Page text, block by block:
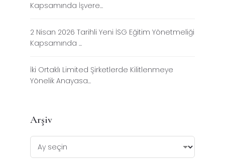
Kapsamında İşvere...
2 Nisan 2026 Tarihli Yeni İSG Eğitim Yönetmeliği
Kapsamında ...
İki Ortaklı Limited Şirketlerde Kilitlenmeye
Yönelik Anayasa...
Arşiv